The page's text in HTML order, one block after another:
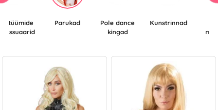
Parukad
Pole dance
kingad
Kunstrinnad